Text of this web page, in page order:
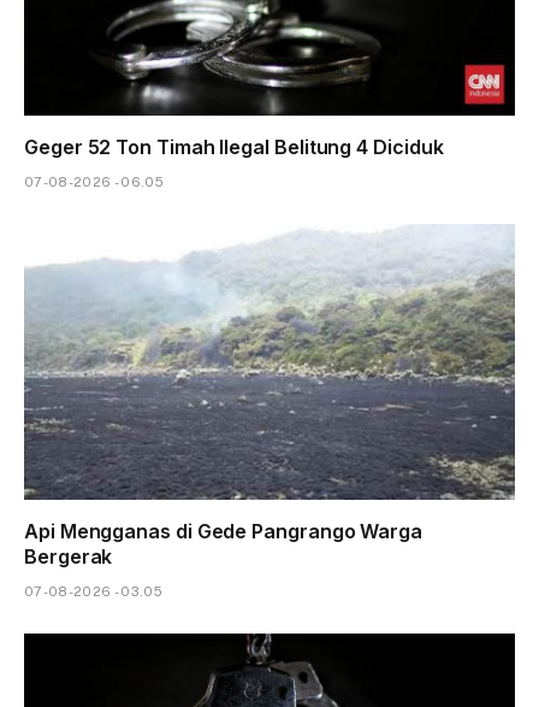
Geger 52 Ton Timah Ilegal Belitung 4 Diciduk
07-08-2026 - 06.05
Api Mengganas di Gede Pangrango Warga
Bergerak
07-08-2026 - 03.05